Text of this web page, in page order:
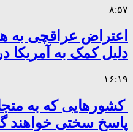
۸:۵۷
اعتراض عراقچی به
دلیل کمک به آمریکا
۱۶:۱۹
کشورهایی که به
پاسخ سختی خواهند